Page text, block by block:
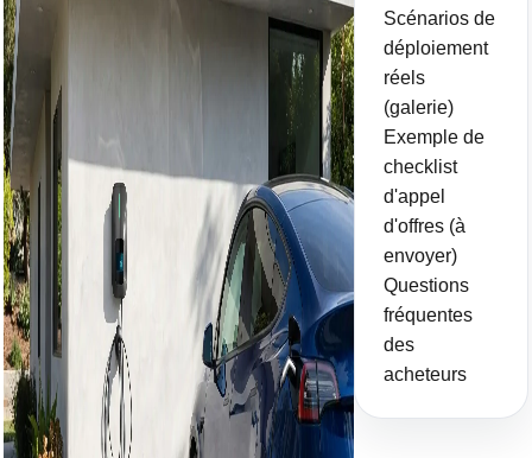
Scénarios de
déploiement
réels
(galerie)
Exemple de
checklist
d'appel
d'offres (à
envoyer)
Questions
fréquentes
des
acheteurs